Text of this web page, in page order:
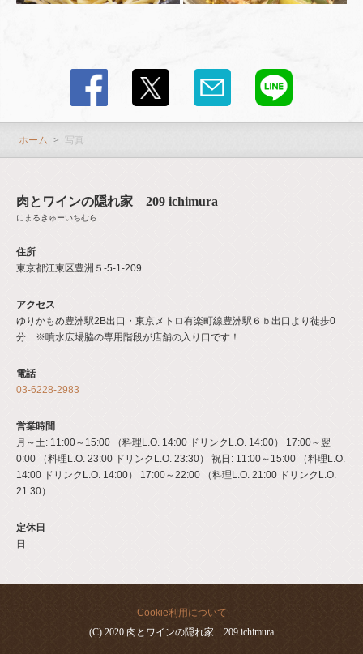
ホーム 写真
肉とワインの隠れ家 209 ichimura
にまるきゅーいちむら
住所
東京都江東区豊洲５-5-1-209
アクセス
ゆりかもめ豊洲駅2B出口・東京メトロ有楽町線豊洲駅６ｂ出口より徒歩0
分 ※噴水広場脇の専用階段が店舗の入り口です！
電話
03-6228-2983
営業時間
月～土: 11:00～15:00 （料理L.O. 14:00 ドリンクL.O. 14:00） 17:00～翌
0:00 （料理L.O. 23:00 ドリンクL.O. 23:30） 祝日: 11:00～15:00 （料理L.O.
14:00 ドリンクL.O. 14:00） 17:00～22:00 （料理L.O. 21:00 ドリンクL.O.
21:30）
定休日
日
Cookie利用について
(C) 2020 肉とワインの隠れ家 209 ichimura